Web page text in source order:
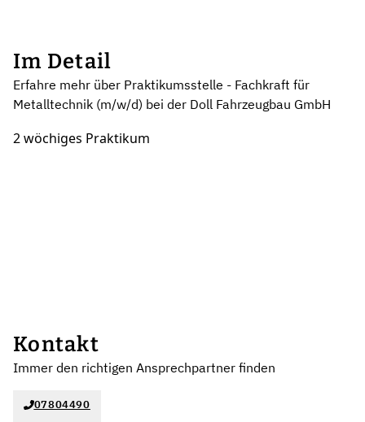
Im Detail
Erfahre mehr über Praktikumsstelle - Fachkraft für
Metalltechnik (m/w/d) bei der Doll Fahrzeugbau GmbH
2 wöchiges Praktikum
Kontakt
Immer den richtigen Ansprechpartner finden
07804490